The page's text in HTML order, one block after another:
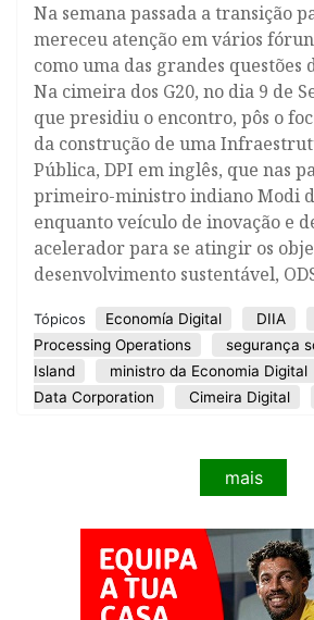
Na semana passada a transição
mereceu atenção em vários
como uma das grandes questões
Na cimeira dos G20, no dia 9 de
que presidiu o encontro, pôs o
da construção de uma
Pública, DPI em inglês, que nas
primeiro-ministro indiano Modi
enquanto veículo de inovação e
acelerador para se atingir os
desenvolvimento sustentável,
Tópicos Economía Digital DIIA
Processing Operations
segurança
Island
ministro da Economia Digital
Data Corporation
Cimeira Digital
mais